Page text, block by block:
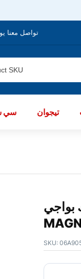
تواصل معنا يوميا من الساعة 8
سي تيجوان
بواجي
SKU: